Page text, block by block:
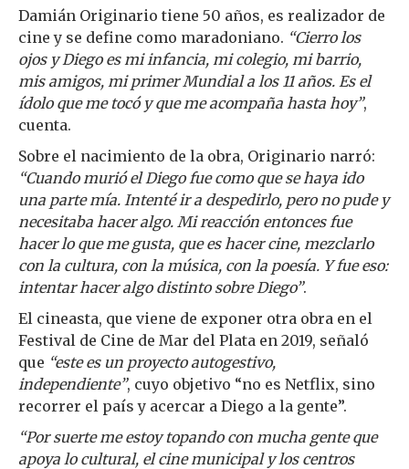
Damián Originario tiene 50 años, es realizador de
cine y se define como maradoniano. “Cierro los
ojos y Diego es mi infancia, mi colegio, mi barrio,
mis amigos, mi primer Mundial a los 11 años. Es el
ídolo que me tocó y que me acompaña hasta hoy”,
cuenta.
Sobre el nacimiento de la obra, Originario narró:
“Cuando murió el Diego fue como que se haya ido
una parte mía. Intenté ir a despedirlo, pero no pude y
necesitaba hacer algo. Mi reacción entonces fue
hacer lo que me gusta, que es hacer cine, mezclarlo
con la cultura, con la música, con la poesía. Y fue eso:
intentar hacer algo distinto sobre Diego”.
El cineasta, que viene de exponer otra obra en el
Festival de Cine de Mar del Plata en 2019, señaló
que “este es un proyecto autogestivo,
independiente”, cuyo objetivo “no es Netflix, sino
recorrer el país y acercar a Diego a la gente”.
“Por suerte me estoy topando con mucha gente que
apoya lo cultural, el cine municipal y los centros